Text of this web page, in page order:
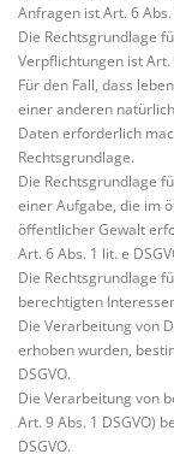
Anfragen ist Art. 6 Abs.
Die Rechtsgrundlage
Verpflichtungen ist Art.
Für den Fall, dass
einer anderen
Daten erforderlich
Rechtsgrundlage.
Die Rechtsgrundlage
einer Aufgabe, die im
öffentlicher Gewalt
Art. 6 Abs. 1 lit. e
Die Rechtsgrundlage
berechtigten
Die Verarbeitung von
erhoben wurden,
DSGVO.
Die Verarbeitung von
Art. 9 Abs. 1 DSGVO)
DSGVO.